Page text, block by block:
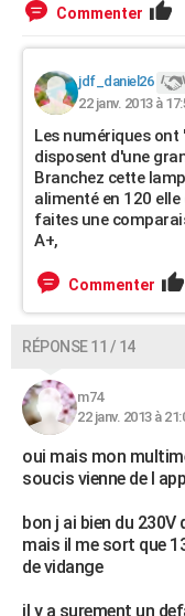
Commenter
jdf_daniel26
22 janv. 2013 à
Les numériques ont
disposent d'une
Branchez cette
alimenté en 120
faites une
A+,
Commenter
RÉPONSE 11 / 14
m74
22 janv. 2013 à
oui mais mon
soucis vienne de l
bon j ai bien du
mais il me sort que
de vidange
il y a surement un